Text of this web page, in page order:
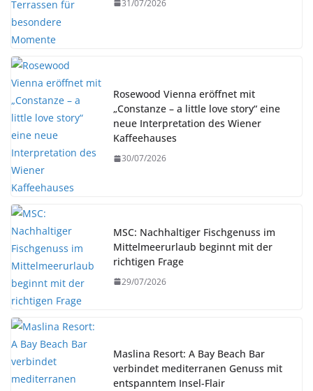
31/07/2026
Rosewood Vienna eröffnet mit
„Constanze – a little love story“ eine
neue Interpretation des Wiener
Kaffeehauses
30/07/2026
MSC: Nachhaltiger Fischgenuss im
Mittelmeerurlaub beginnt mit der
richtigen Frage
29/07/2026
Maslina Resort: A Bay Beach Bar
verbindet mediterranen Genuss mit
entspanntem Insel-Flair